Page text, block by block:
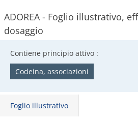
ADOREA - Foglio illustrativo,
dosaggio
Contiene principio attivo :
Codeina, associazioni
Foglio illustrativo